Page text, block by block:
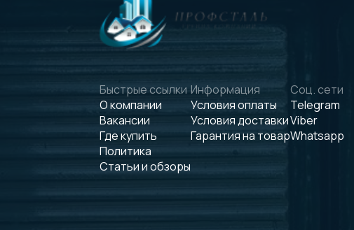
Быстрые ссылки
О компании
Вакансии
Где купить
Политика
Статьи и обзоры
Информация
Условия оплаты
Условия доставки
Гарантия на товар
Соц. сети
Telegram
Viber
Whatsapp